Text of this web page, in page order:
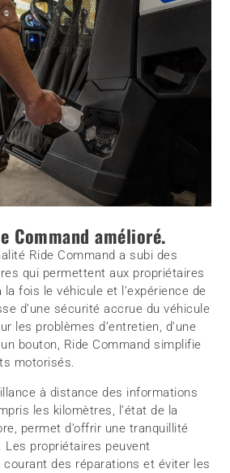
Command amélioré.
Ride Command a subi des
qui permettent aux propriétaires
fois le véhicule et l’expérience de
d’une sécurité accrue du véhicule
les problèmes d’entretien, d’une
bouton, Ride Command simplifie
motorisés.
à distance des informations
les kilomètres, l’état de la
permet d’offrir une tranquillité
Les propriétaires peuvent
des réparations et éviter les